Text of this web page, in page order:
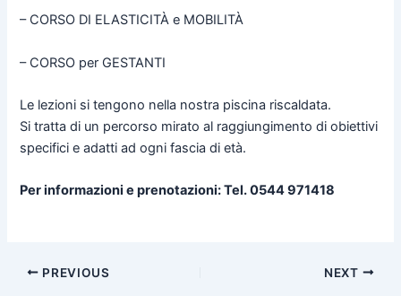
– CORSO DI ELASTICITÀ e MOBILITÀ
– CORSO per GESTANTI
Le lezioni si tengono nella nostra piscina riscaldata.
Si tratta di un percorso mirato al raggiungimento di obiettivi
specifici e adatti ad ogni fascia di età.
Per informazioni e prenotazioni:Tel.0544 971418
Post
PREVIOUS NEXT